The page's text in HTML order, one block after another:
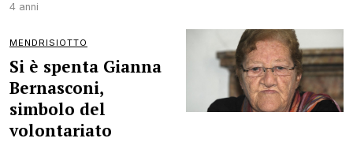
4 anni
MENDRISIOTTO
Si è spenta Gianna
Bernasconi,
simbolo del
volontariato